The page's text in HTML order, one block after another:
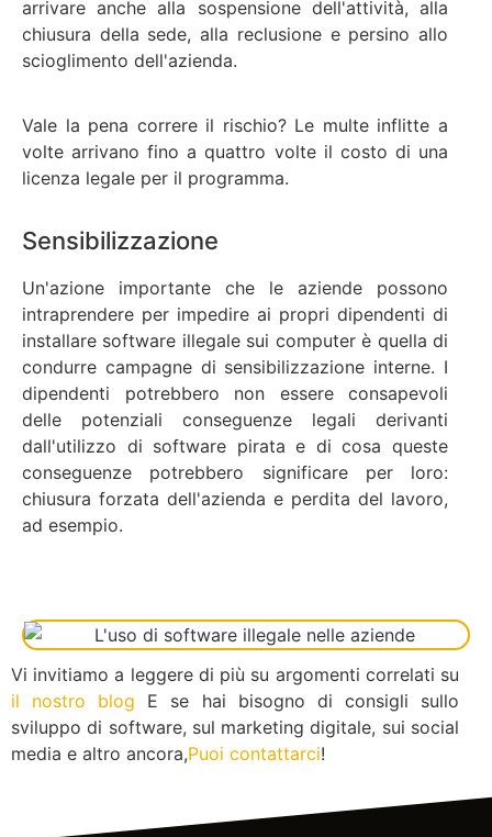
arrivare anche alla sospensione dell'attività, alla
chiusura della sede, alla reclusione e persino allo
scioglimento dell'azienda.
Vale la pena correre il rischio? Le multe inflitte a
volte arrivano fino a quattro volte il costo di una
licenza legale per il programma.
Sensibilizzazione
Un'azione importante che le aziende possono
intraprendere per impedire ai propri dipendenti di
installare software illegale sui computer è quella di
condurre campagne di sensibilizzazione interne. I
dipendenti potrebbero non essere consapevoli
delle potenziali conseguenze legali derivanti
dall'utilizzo di software pirata e di cosa queste
conseguenze potrebbero significare per loro:
chiusura forzata dell'azienda e perdita del lavoro,
ad esempio.
Vi invitiamo a leggere di più su argomenti correlati su
il nostro blog E se hai bisogno di consigli sullo
sviluppo di software, sul marketing digitale, sui social
media e altro ancora,Puoi contattarci!